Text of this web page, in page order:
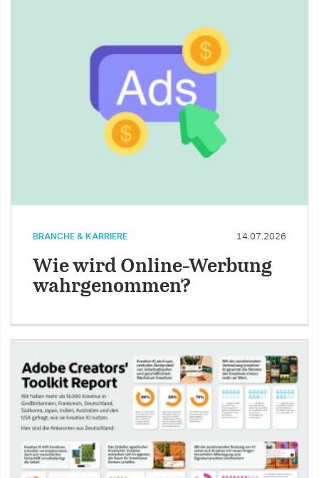
BRANCHE & KARRIERE 14.07.2026
Wie wird Online-Werbung
wahrgenommen?